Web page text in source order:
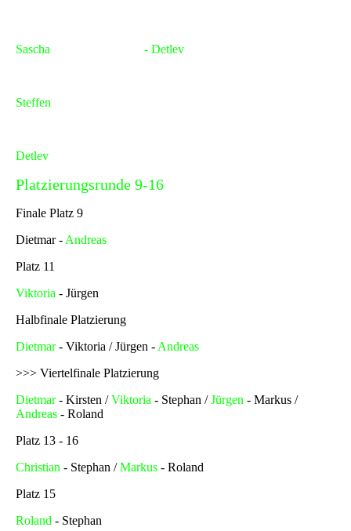
Sascha
- Detlev
Steffen
Detlev
Platzierungsrunde 9-16
Finale Platz 9
Dietmar - Andreas
Platz 11
Viktoria - Jürgen
Halbfinale Platzierung
Dietmar- Viktoria / Jürgen - Andreas
>>> Viertelfinale Platzierung
Dietmar- Kirsten /Viktoria - Stephan /Jürgen - Markus /
Andreas - Roland
Platz 13 - 16
Christian - Stephan /Markus - Roland
Platz 15
Roland - Stephan